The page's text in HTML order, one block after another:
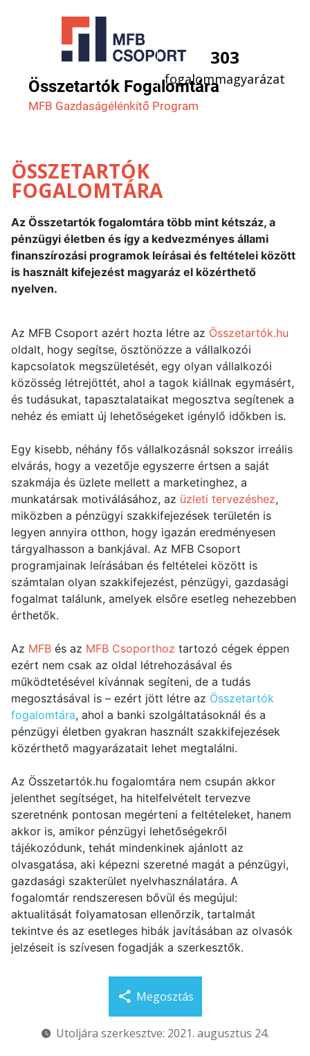
Összetartók Fogalomtára
MFB Gazdaság­élénkítő Program
303
fogalommagyarázat
ÖSSZETARTÓK
FOGALOMTÁRA
Az Összetartók fogalomtára több mint kétszáz, a
pénzügyi életben és így a kedvezményes állami
finanszírozási programok leírásai és feltételei között
is használt kifejezést magyaráz el közérthető
nyelven.
Az MFB Csoport azért hozta létre az Összetartók.hu
oldalt, hogy segítse, ösztönözze a vállalkozói
kapcsolatok megszületését, egy olyan vállalkozói
közösség létrejöttét, ahol a tagok kiállnak egymásért,
és tudásukat, tapasztalataikat megosztva segítenek a
nehéz és emiatt új lehetőségeket igénylő időkben is.
Egy kisebb, néhány fős vállalkozásnál sokszor irreális
elvárás, hogy a vezetője egyszerre értsen a saját
szakmája és üzlete mellett a marketinghez, a
munkatársak motiválásához, az üzleti tervezéshez,
miközben a pénzügyi szakkifejezések területén is
legyen annyira otthon, hogy igazán eredményesen
tárgyalhasson a bankjával. Az MFB Csoport
programjainak leírásában és feltételei között is
számtalan olyan szakkifejezést, pénzügyi, gazdasági
fogalmat találunk, amelyek elsőre esetleg nehezebben
érthetők.
Az MFB és az MFB Csoporthoz tartozó cégek éppen
ezért nem csak az oldal létrehozásával és
működtetésével kívánnak segíteni, de a tudás
megosztásával is – ezért jött létre az Összetartók
fogalomtára, ahol a banki szolgáltatásoknál és a
pénzügyi életben gyakran használt szakkifejezések
közérthető magyarázatait lehet megtalálni.
Az Összetartók.hu fogalomtára nem csupán akkor
jelenthet segítséget, ha hitelfelvételt tervezve
szeretnénk pontosan megérteni a feltételeket, hanem
akkor is, amikor pénzügyi lehetőségekről
tájékozódunk, tehát mindenkinek ajánlott az
olvasgatása, aki képezni szeretné magát a pénzügyi,
gazdasági szakterület nyelvhasználatára. A
fogalomtár rendszeresen bővül és megújul:
aktualitását folyamatosan ellenőrzik, tartalmát
tekintve és az esetleges hibák javításában az olvasók
jelzéseit is szívesen fogadják a szerkesztők.
Megosztás
Utoljára szerkesztve: 2021. augusztus 24.